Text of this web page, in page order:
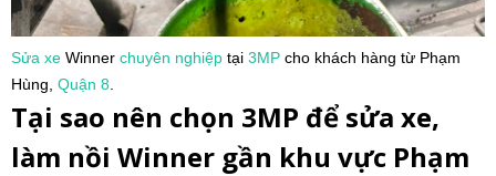
Sửa xe Winner chuyên nghiệp tại 3MP cho khách hàng từ Phạm
Hùng, Quận 8
Tại sao nên chọn 3MP để sửa xe,
làm nồi Winner gần khu vực Phạm